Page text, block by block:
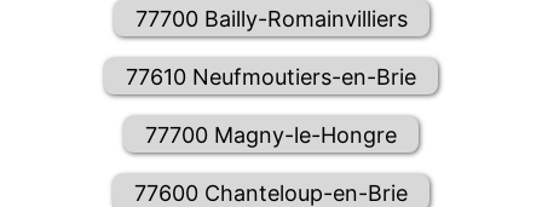
77700 Bailly-Romainvilliers
77610 Neufmoutiers-en-Brie
77700 Magny-le-Hongre
77600 Chanteloup-en-Brie